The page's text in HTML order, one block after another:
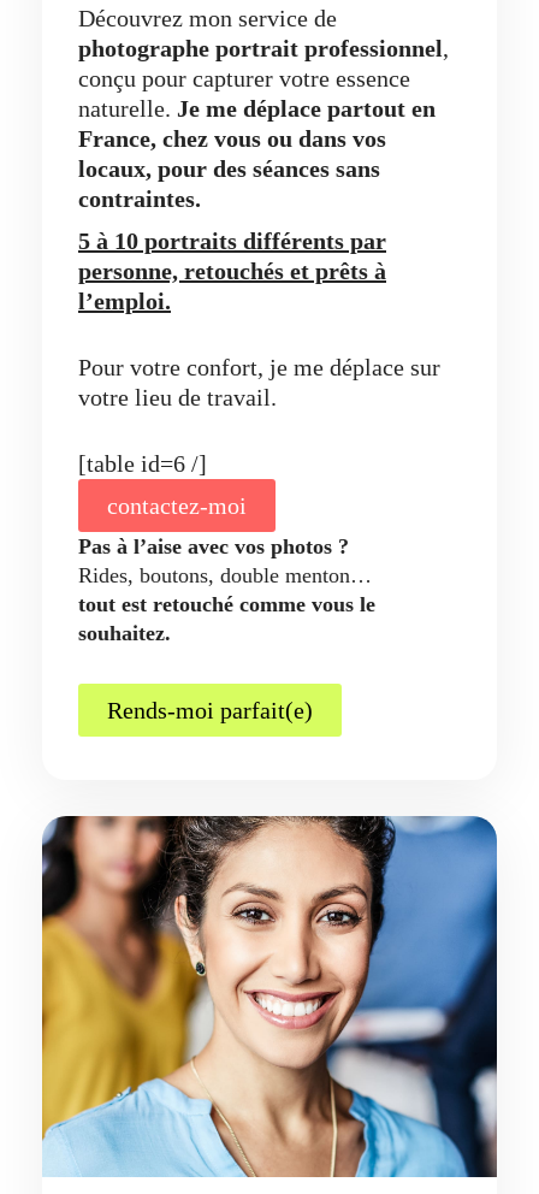
Découvrez mon service de
photographe portrait professionnel,
conçu pour capturer votre essence
naturelle. Je me déplace partout en
France, chez vous ou dans vos
locaux, pour des séances sans
contraintes.
5 à 10 portraits différents par
personne, retouchés et prêts à
l’emploi.
Pour votre confort, je me déplace sur
votre lieu de travail.
[table id=6 /]
contactez-moi
Pas à l’aise avec vos photos ?
Rides, boutons, double menton…
tout est retouché comme vous le
souhaitez.
Rends-moi parfait(e)